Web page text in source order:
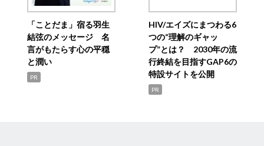
「ことだま」宿る羽生
結弦のメッセージ 名
言がもたらす心の平穏
と潤い
PR
HIV/エイズにまつわる6
つの“理解のギャッ
プ”とは？ 2030年の流
行終結を目指すGAP6の
特設サイトを公開
PR